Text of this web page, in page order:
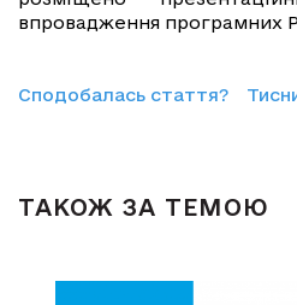
впровадження програмних
Сподобалась стаття?
ТАКОЖ ЗА ТЕМОЮ